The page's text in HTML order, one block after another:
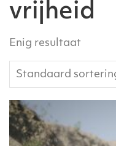
vrijheid
Enig resultaat